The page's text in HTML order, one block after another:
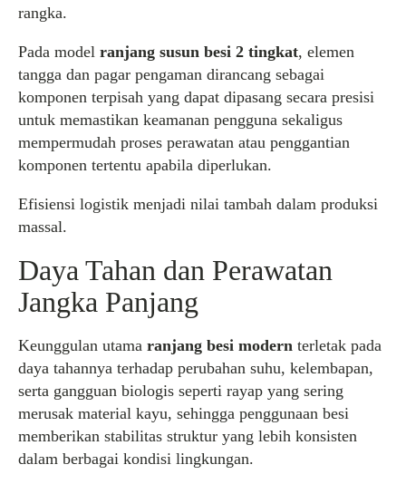
rangka.
Pada model ranjang susun besi 2 tingkat, elemen
tangga dan pagar pengaman dirancang sebagai
komponen terpisah yang dapat dipasang secara presisi
untuk memastikan keamanan pengguna sekaligus
mempermudah proses perawatan atau penggantian
komponen tertentu apabila diperlukan.
Efisiensi logistik menjadi nilai tambah dalam produksi
massal.
Daya Tahan dan Perawatan
Jangka Panjang
Keunggulan utama ranjang besi modern terletak pada
daya tahannya terhadap perubahan suhu, kelembapan,
serta gangguan biologis seperti rayap yang sering
merusak material kayu, sehingga penggunaan besi
memberikan stabilitas struktur yang lebih konsisten
dalam berbagai kondisi lingkungan.